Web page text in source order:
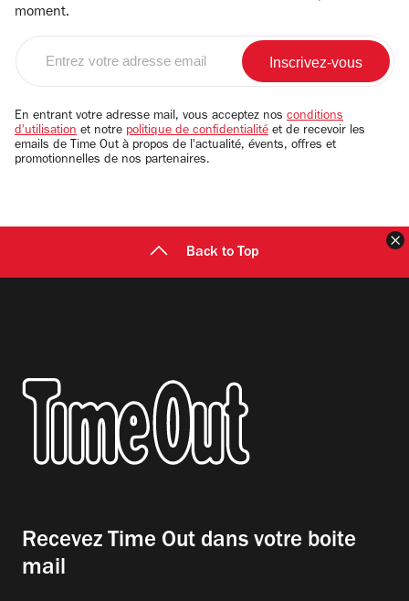
moment.
email
En entrant votre adresse mail, vous acceptez nos conditions
d'utilisation et notre politique de confidentialité et de recevoir les
emails de Time Out à propos de l'actualité, évents, offres et
promotionnelles de nos partenaires.
Back to Top
Recevez Time Out dans votre boite
mail